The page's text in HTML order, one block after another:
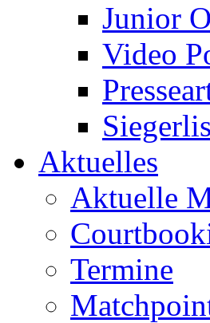
Junior
Video
Aktuelles
Aktuelle
Termine